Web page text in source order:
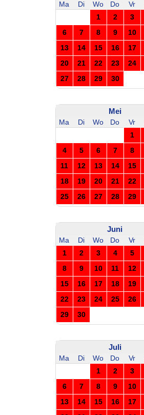
Ma Di Wo Do Vr
1
2 3
6
7 8 9 10
13
14 15 16 17
20
21 22 23 24
27
28 29 30
Mei
Ma Di Wo Do Vr
1
4
5 6 7 8
11
12 13 14 15
18
19 20 21 22
25
26 27 28 29
Juni
Ma Di Wo Do Vr
1
2 3 4 5
8
9 10 11 12
15
16 17 18 19
22
23 24 25 26
29
30
Juli
Ma Di Wo Do Vr
1
2 3
6
7 8 9 10
13
14 15 16 17